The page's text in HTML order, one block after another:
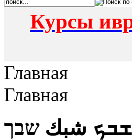
Курсы
Главная
Главная
ܫܒܟ شبك שבך